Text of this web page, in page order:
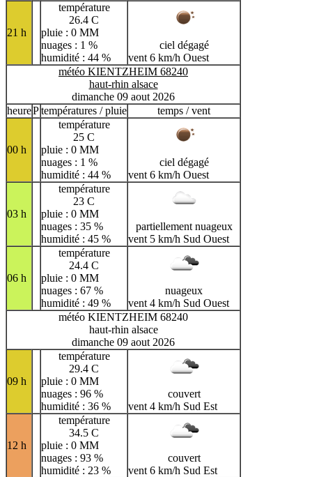
21 h
température
26.4 C
pluie : 0 MM
nuages : 1 %
humidité : 44 %
ciel dégagé
vent 6 km/h Ouest
météo KIENTZHEIM 68240
haut-rhin alsace
dimanche 09 aout 2026
heurePtempératures / pluie temps / vent
00 h
température
25 C
pluie : 0 MM
nuages : 1 %
humidité : 44 %
ciel dégagé
vent 6 km/h Ouest
03 h
température
23 C
pluie : 0 MM
nuages : 35 %
humidité : 45 %
partiellement nuageux
vent 5 km/h Sud Ouest
06 h
température
24.4 C
pluie : 0 MM
nuages : 67 %
humidité : 49 %
nuageux
vent 4 km/h Sud Ouest
météo KIENTZHEIM 68240
haut-rhin alsace
dimanche 09 aout 2026
09 h
température
29.4 C
pluie : 0 MM
nuages : 96 %
humidité : 36 %
couvert
vent 4 km/h Sud Est
12 h
température
34.5 C
pluie : 0 MM
nuages : 93 %
humidité : 23 %
couvert
vent 6 km/h Sud Est